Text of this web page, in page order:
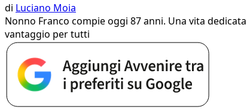
di Luciano Moia
Nonno Franco compie oggi 87 anni. Una vita
vantaggio per tutti